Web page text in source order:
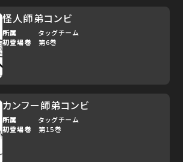
怪人師弟コンビ
所属
タッグチーム
初登場巻
第6巻
カンフー師弟コンビ
所属
タッグチーム
初登場巻
第15巻